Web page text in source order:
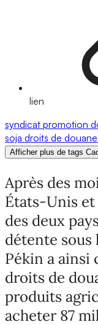
lien
syndicat promotion
soja droits de douane
Afficher plus de tags
Après des
États-Unis
des deux
détente sous
Pékin a ainsi
droits de
produits
acheter 87